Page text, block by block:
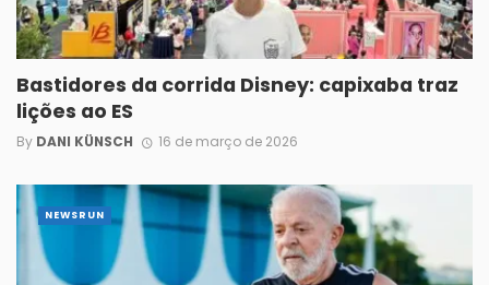
Bastidores da corrida Disney: capixaba traz
lições ao ES
By DANI KÜNSCH 16 de março de 2026
NEWSRUN